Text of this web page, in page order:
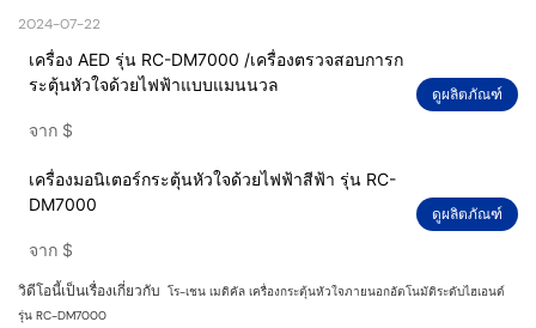
2024-07-22
เครื่อง AED รุ่น RC-DM7000 /เครื่องตรวจสอบการก
ระตุ้นหัวใจด้วยไฟฟ้าแบบแมนนวล
จาก $
ดูผลิตภัณฑ์
เครื่องมอนิเตอร์กระตุ้นหัวใจด้วยไฟฟ้าสีฟ้า รุ่น RC-
DM7000
จาก $
ดูผลิตภัณฑ์
วิดีโอนี้เป็นเรื่องเกี่ยวกับ โร-เชน เมดิคัล เครื่องกระตุ้นหัวใจภายนอกอัตโนมัติระดับไฮเอนด์
รุ่น RC-DM7000